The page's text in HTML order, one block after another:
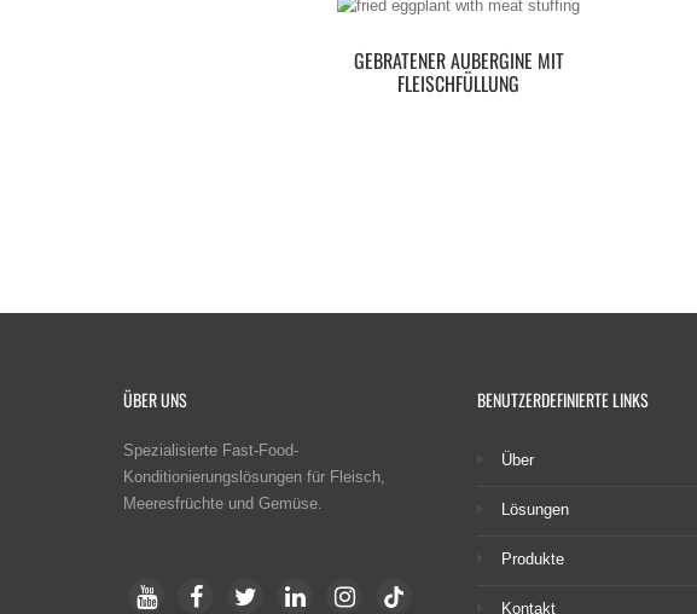
GEBRATENER AUBERGINE MIT
FLEISCHFÜLLUNG
ÜBER UNS
Spezialisierte Fast-Food-
Konditionierungslösungen für Fleisch,
Meeresfrüchte und Gemüse.
BENUTZERDEFINIERTE LINKS
Über
Lösungen
Produkte
Kontakt